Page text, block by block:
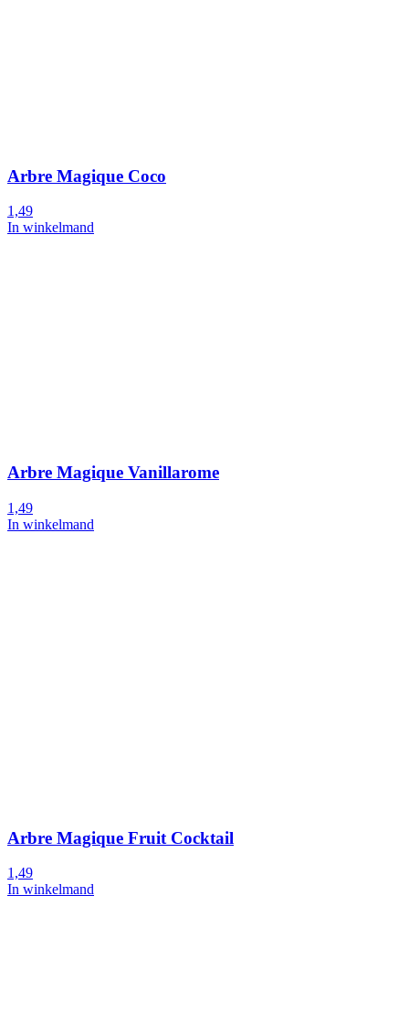
Arbre Magique Coco
1,49
In winkelmand
Arbre Magique Vanillarome
1,49
In winkelmand
Arbre Magique Fruit Cocktail
1,49
In winkelmand